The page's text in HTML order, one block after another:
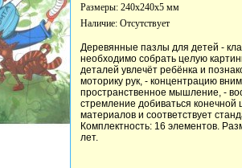
Размеры: 240x240x5 мм
Наличие: Отсутствует
Деревянные пазлы для детей -
необходимо собрать целую
деталей увлечёт ребёнка и
моторику рук, - концентрацию
пространственное мышление, -
стремление добиваться
материалов и соответствует
Комплектность: 16 элементов.
лет.